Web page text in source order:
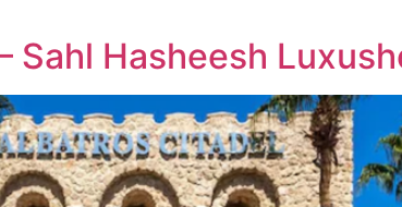
Sahl Hasheesh